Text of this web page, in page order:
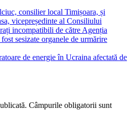
consilier local Timișoara, și
vicepreședinte al Consiliului
incompatibili de către Agenția
sesizate organele de urmărire
de energie în Ucraina afectată de
Câmpurile obligatorii sunt